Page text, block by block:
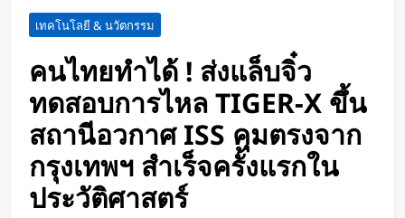
ทีมนักศึกษาจากเนเธอร์แลนด์เปิดตัว
Stella Juva รถพยาบาลพลังงานแสง
อาทิตย์คันแรกของโลก วิ่งไกลกว่า
700 กม.
2 วัน Ago
เปิดตัว CMF Clip Pro หูฟังคลิปหนีบหู
รุ่นแรก! มาพร้อม Smart Dial บนเคส
ชาร์จ และแบตฯ ใช้งานสูงสุด 32.5
ชั่วโมง
2 วัน Ago
Spotify เพิ่มโหมดวิ่งใหม่ ปรับเพลง
ตามความเร็วและรูปแบบการฝึก
2 วัน Ago
เทคโนโลยี & นวัตกรรม
คนไทยทำได้ ! ส่งแล็บจิ๋ว
ทดสอบการไหล TIGER-X ขึ้น
สถานีอวกาศ ISS คุมตรงจาก
กรุงเทพฯ สำเร็จครั้งแรกใน
ประวัติศาสตร์